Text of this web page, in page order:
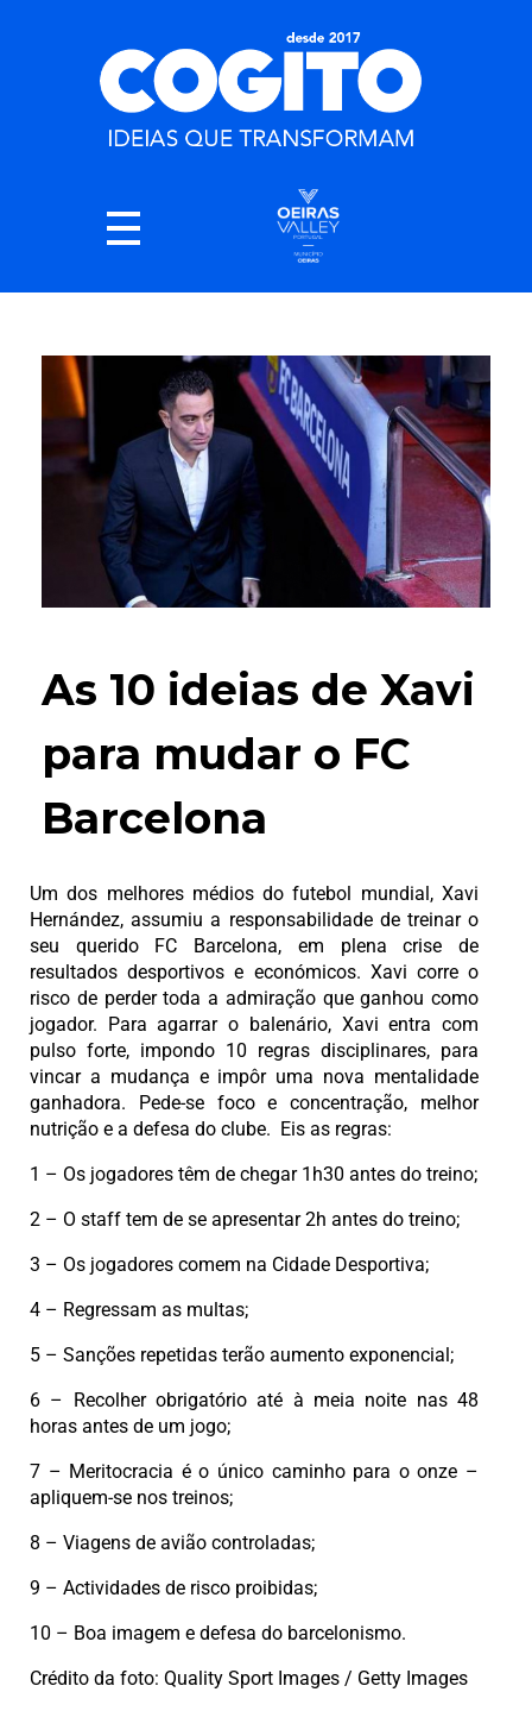
As 10 ideias de Xavi
para mudar o FC
Barcelona
Um dos melhores médios do futebol mundial, Xavi
Hernández, assumiu a responsabilidade de treinar o
seu querido FC Barcelona, em plena crise de
resultados desportivos e económicos. Xavi corre o
risco de perder toda a admiração que ganhou como
jogador. Para agarrar o balenário, Xavi entra com
pulso forte, impondo 10 regras disciplinares, para
vincar a mudança e impôr uma nova mentalidade
ganhadora. Pede-se foco e concentração, melhor
nutrição e a defesa do clube. Eis as regras:
1 – Os jogadores têm de chegar 1h30 antes do treino;
2 – O staff tem de se apresentar 2h antes do treino;
3 – Os jogadores comem na Cidade Desportiva;
4 – Regressam as multas;
5 – Sanções repetidas terão aumento exponencial;
6 – Recolher obrigatório até à meia noite nas 48
horas antes de um jogo;
7 – Meritocracia é o único caminho para o onze –
apliquem-se nos treinos;
8 – Viagens de avião controladas;
9 – Actividades de risco proibidas;
10 – Boa imagem e defesa do barcelonismo.
Crédito da foto: Quality Sport Images / Getty Images